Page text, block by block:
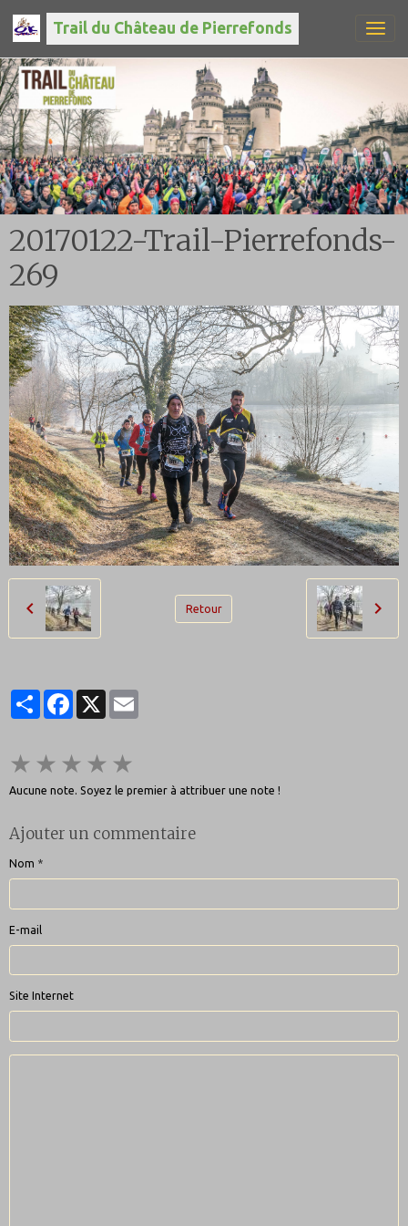
Trail du Château de Pierrefonds
20170122-Trail-Pierrefonds-
269
Retour
PartagerFacebook
★ ★ ★ ★ ★
Aucune note. Soyez le premier à attribuer une note !
Ajouter un commentaire
Nom
E-mail
Site Internet